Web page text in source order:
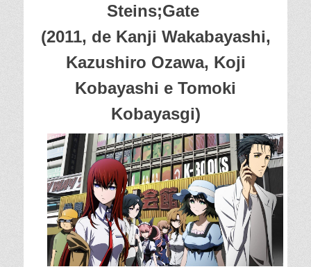
Steins;Gate
(2011, de Kanji Wakabayashi,
Kazushiro Ozawa, Koji
Kobayashi e Tomoki
Kobayasgi)